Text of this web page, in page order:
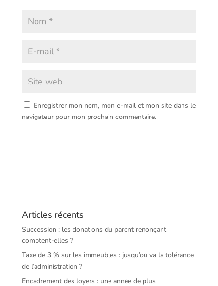
Enregistrer mon nom, mon e-mail et mon site dans le
navigateur pour mon prochain commentaire.
Articles récents
Succession : les donations du parent renonçant
comptent-elles ?
Taxe de 3 % sur les immeubles : jusqu’où va la tolérance
de l’administration ?
Encadrement des loyers : une année de plus